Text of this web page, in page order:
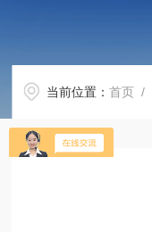
当前位置：首页 /